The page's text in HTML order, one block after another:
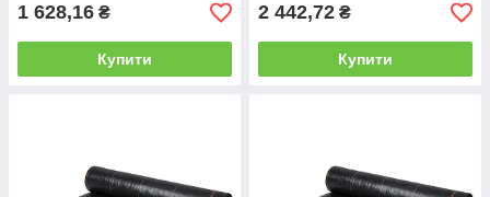
1 628,16 ₴
Купити
2 442,72 ₴
Купити